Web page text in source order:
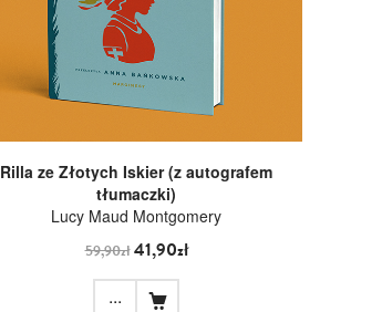
Rilla ze Złotych Iskier (z autografem
tłumaczki)
Lucy Maud Montgomery
59,90zł41,90zł
...